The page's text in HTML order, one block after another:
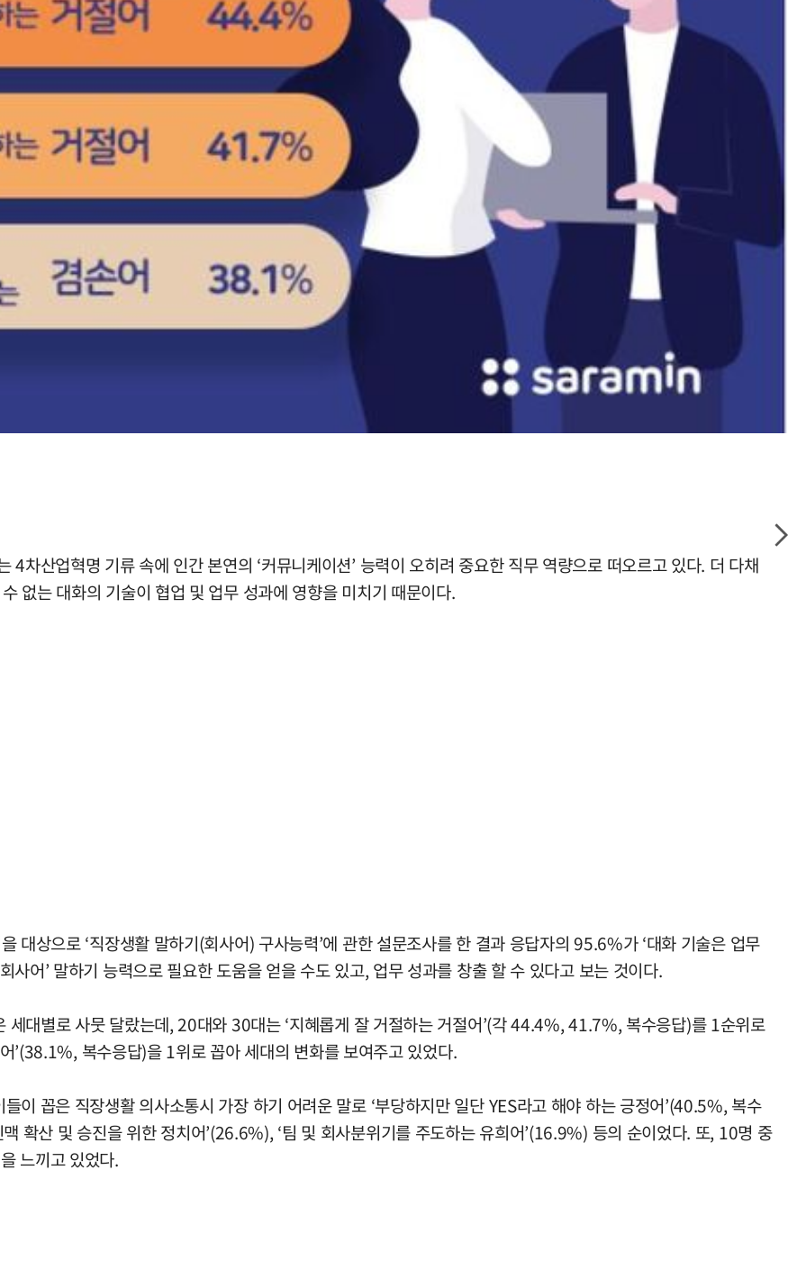
차산업혁명 기류 속에 인간 본연의 ‘커뮤니케이션’ 능력이 오히려 중요한 직무 역량으로 떠오르고 있다. 더 다채
없는 대화의 기술이 협업 및 업무 성과에 영향을 미치기 때문이다.
대상으로 ‘직장생활 말하기(회사어) 구사능력’에 관한 설문조사를 한 결과 응답자의 95.6%가 ‘대화 기술은 업무
사어’ 말하기 능력으로 필요한 도움을 얻을 수도 있고, 업무 성과를 창출 할 수 있다고 보는 것이다.
세대별로 사뭇 달랐는데, 20대와 30대는 ‘지혜롭게 잘 거절하는 거절어’(각 44.4%, 41.7%, 복수응답)를 1순위로
’(38.1%, 복수응답)을 1위로 꼽아 세대의 변화를 보여주고 있었다.
이 꼽은 직장생활 의사소통시 가장 하기 어려운 말로 ‘부당하지만 일단 YES라고 해야 하는 긍정어’(40.5%, 복수
확산 및 승진을 위한 정치어’(26.6%), ‘팀 및 회사분위기를 주도하는 유희어’(16.9%) 등의 순이었다. 또, 10명 중
느끼고 있었다.